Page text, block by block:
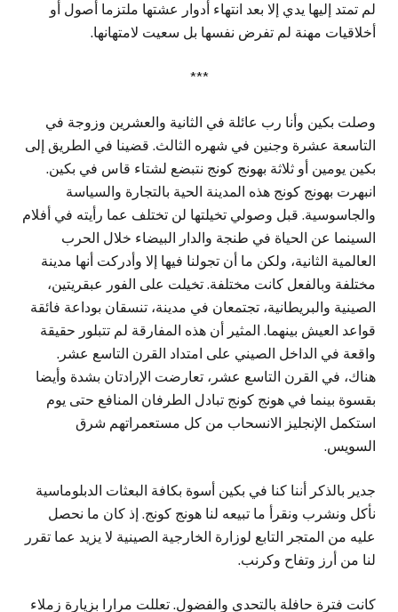
لم تمتد إليها يدي إلا بعد انتهاء أدوار عشتها ملتزما أصول أو
أخلاقيات مهنة لم تفرض نفسها بل سعيت لامتهانها.
***
وصلت بكين وأنا رب عائلة في الثانية والعشرين وزوجة في
التاسعة عشرة وجنين في شهره الثالث. قضينا في الطريق إلى
بكين يومين أو ثلاثة بهونج كونج نتبضع لشتاء قاس في بكين.
انبهرت بهونج كونج هذه المدينة الحية بالتجارة والسياسة
والجاسوسية. قبل وصولي تخيلتها لن تختلف عما رأيته في أفلام
السينما عن الحياة في طنجة والدار البيضاء خلال الحرب
العالمية الثانية، ولكن ما أن تجولنا فيها إلا وأدركت أنها مدينة
مختلفة وبالفعل كانت مختلفة. تخيلت على الفور عبقريتين،
الصينية والبريطانية، تجتمعان في مدينة، تنسقان بوداعة فائقة
قواعد العيش بينهما. المثير أن هذه المفارقة لم تتبلور حقيقة
واقعة في الداخل الصيني على امتداد القرن التاسع عشر.
هناك، في القرن التاسع عشر، تعارضت الإرادتان بشدة وأيضا
بقسوة بينما في هونج كونج تبادل الطرفان المنافع حتى يوم
استكمل الإنجليز الانسحاب من كل مستعمراتهم شرق
السويس.
جدير بالذكر أننا كنا في بكين أسوة بكافة البعثات الدبلوماسية
نأكل ونشرب ونقرأ ما تبيعه لنا هونج كونج. إذ كان ما نحصل
عليه من المتجر التابع لوزارة الخارجية الصينية لا يزيد عما تقرر
لنا من أرز وتفاح وكرنب.
كانت فترة حافلة بالتحدي والفضول. تعللت مرارا بزيارة زملاء